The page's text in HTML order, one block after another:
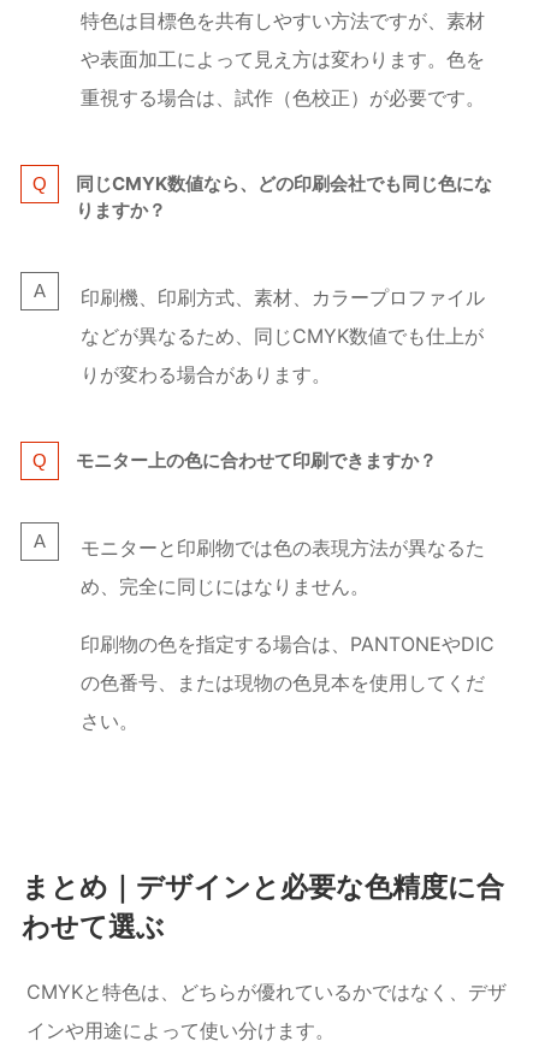
特色は目標色を共有しやすい方法ですが、素材
や表面加工によって見え方は変わります。色を
重視する場合は、試作（色校正）が必要です。
同じCMYK数値なら、どの印刷会社でも同じ色にな
りますか？
印刷機、印刷方式、素材、カラープロファイル
などが異なるため、同じCMYK数値でも仕上が
りが変わる場合があります。
モニター上の色に合わせて印刷できますか？
モニターと印刷物では色の表現方法が異なるた
め、完全に同じにはなりません。
印刷物の色を指定する場合は、PANTONEやDIC
の色番号、または現物の色見本を使用してくだ
さい。
まとめ｜デザインと必要な色精度に合
わせて選ぶ
CMYKと特色は、どちらが優れているかではなく、デザ
インや用途によって使い分けます。